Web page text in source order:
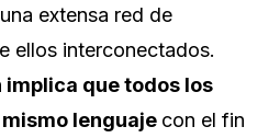
extensa red de
ellos interconectados.
que todos los
lenguaje con el fin